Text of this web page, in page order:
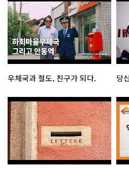
우체국과 철도, 친구가 되다.